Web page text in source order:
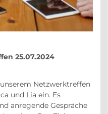
25.07.2024
Netzwerktreffen
und Lia ein. Es
anregende Gespräche